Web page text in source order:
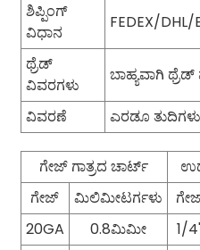
ಶಿಪ್ಪಿಂಗ್
ವಿಧಾನ
FEDEX/
ಥ್ರೆಡ್
ವಿವರಗಳು
ಬಾಹ್ಯವಾಗಿ
ವಿವರಣೆ ಎರಡೂ
ಗೇಜ್ ಗಾತ್ರದ ಚಾರ್ಟ್
ಗೇಜ್
ಮಿಲಿಮೀಟರ್ಗಳು
20GA
0.8ಮಿಮೀ 1/